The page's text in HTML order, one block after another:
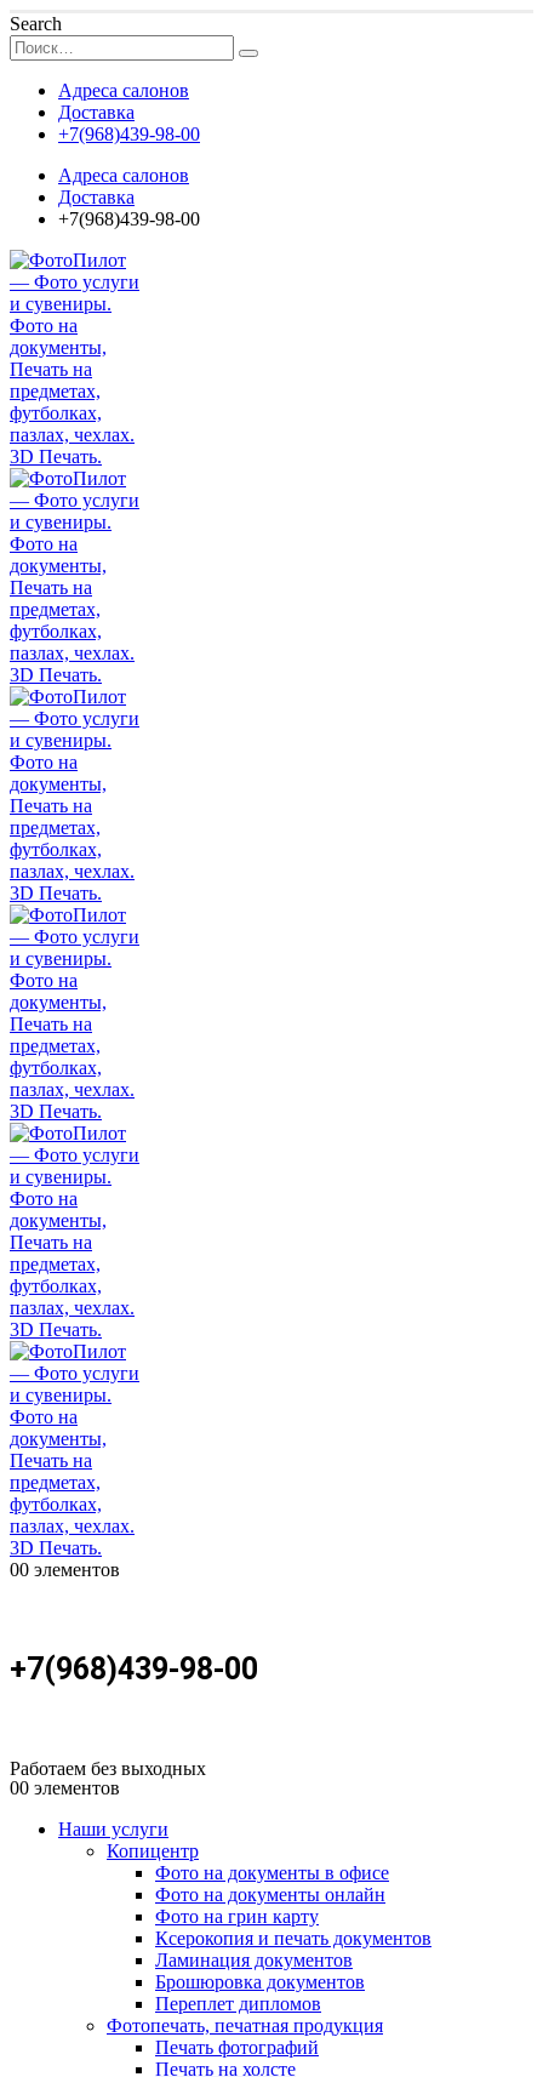
Search
Адреса салонов
Доставка
+7(968)439-98-00
Адреса салонов
Доставка
+7(968)439-98-00
00 элементов
+7(968)439-98-00
Работаем без выходных
00 элементов
Наши услуги
Копицентр
Фото на документы в офисе
Фото на документы онлайн
Фото на грин карту
Ксерокопия и печать документов
Ламинация документов
Брошюровка документов
Переплет дипломов
Фотопечать, печатная продукция
Печать фотографий
Печать на холсте